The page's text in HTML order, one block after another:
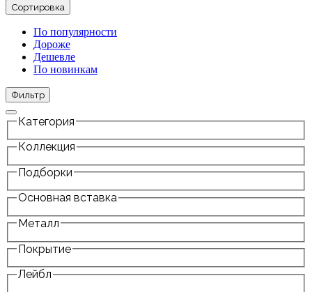
Сортировка
По популярности
Дороже
Дешевле
По новинкам
Фильтр
Категория
Коллекция
Подборки
Основная вставка
Металл
Покрытие
Лейбл